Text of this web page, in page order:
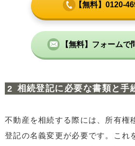
【無料】0120-
【無料】フォームで
相続登記に必要な書類と手
不動産を相続する際には、所有権
登記の名義変更が必要です。これ